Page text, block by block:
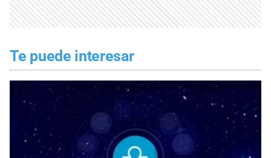
Te puede interesar